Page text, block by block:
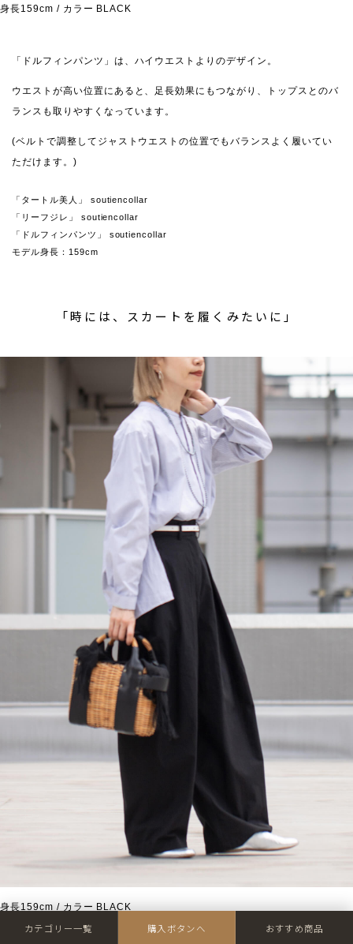
身長159cm / カラー BLACK
「ドルフィンパンツ」は、ハイウエストよりのデザイン。
ウエストが高い位置にあると、足長効果にもつながり、トップスとのバ
ランスも取りやすくなっています。
(ベルトで調整してジャストウエストの位置でもバランスよく履いてい
ただけます。)
「タートル美人」 soutiencollar
「リーフジレ」 soutiencollar
「ドルフィンパンツ」 soutiencollar
モデル身長：159cm
「時には、スカートを履くみたいに」
身長159cm / カラー BLACK
カテゴリー一覧 購入ボタンへ おすすめ商品